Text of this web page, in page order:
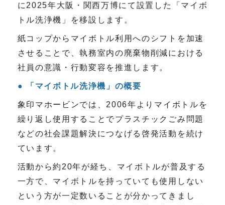
に2025年大阪・関西万博にて設置した「マイボ
トル洗浄機」を移設します。
紙コップからマイボトル利用へのシフトを加速
させることで、執務室内の廃棄物削減における
社員の意識・行動変容を推進します。
「マイボトル洗浄機」の概要
象印マホービンでは、2006年よりマイボトルを
繰り返し使用することでプラスチックごみ問題
などの社会課題解決につなげる啓発活動を続け
ています。
活動から約 20年が経ち、マイボトルが普及する
一方で、マイボトルを持っていても使用しない
という方が一定数いることが分かってきまし